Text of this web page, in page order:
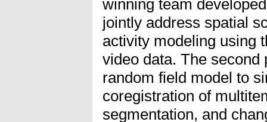
winning team
jointly address spatial
activity modeling using
video data. The second
random field model to
coregistration of
segmentation, and